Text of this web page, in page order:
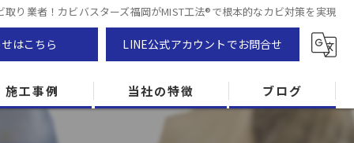
り業者！カビバスターズ福岡がMIST工法®で根本的なカビ対策を実現
はこちら LINE公式アカウントでお問合せ
施工事例 当社の特徴 ブログ